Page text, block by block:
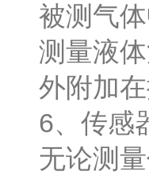
被测气
测量液
外附加
6、传感
无论测